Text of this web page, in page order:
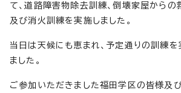
て、道路障害物除去訓練、倒壊家屋からの
及び消火訓練を実施しました。
当日は天候にも恵まれ、予定通りの訓練を
ました。
ご参加いただきました福田学区の皆様及